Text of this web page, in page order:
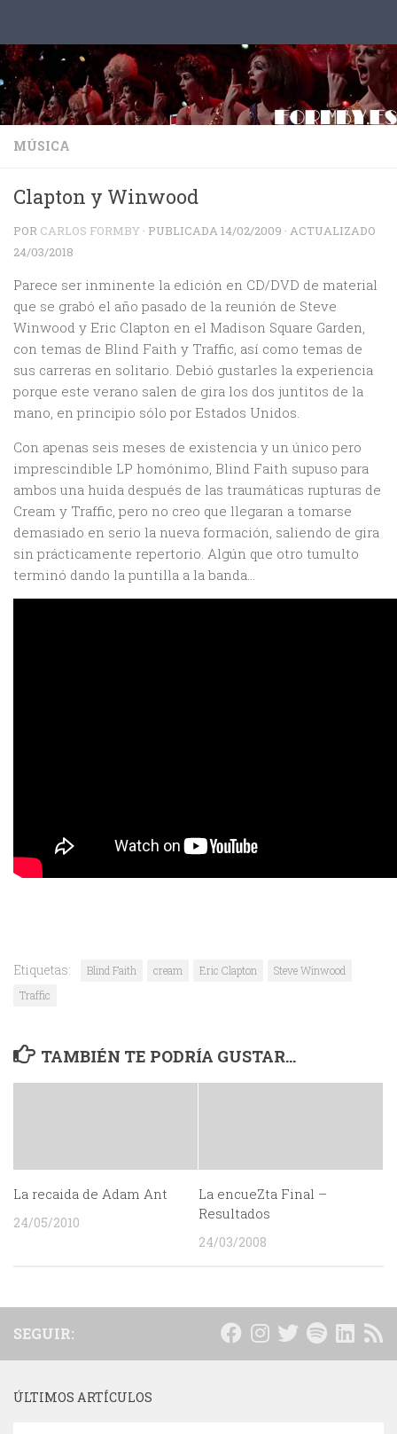
MÚSICA
Clapton y Winwood
POR CARLOS FORMBY · PUBLICADA 14/02/2009 · ACTUALIZADO
24/03/2018
Parece ser inminente la edición en CD/DVD de material
que se grabó el año pasado de la reunión de Steve
Winwood y Eric Clapton en el Madison Square Garden,
con temas de Blind Faith y Traffic, así como temas de
sus carreras en solitario. Debió gustarles la experiencia
porque este verano salen de gira los dos juntitos de la
mano, en principio sólo por Estados Unidos.
Con apenas seis meses de existencia y un único pero
imprescindible LP homónimo, Blind Faith supuso para
ambos una huida después de las traumáticas rupturas de
Cream y Traffic, pero no creo que llegaran a tomarse
demasiado en serio la nueva formación, saliendo de gira
sin prácticamente repertorio. Algún que otro tumulto
terminó dando la puntilla a la banda…
Etiquetas: Blind Faith cream Eric Clapton
Steve Winwood
Traffic
TAMBIÉN TE PODRÍA GUSTAR...
La recaida de Adam Ant
24/05/2010
La encueZta Final –
Resultados
24/03/2008
SEGUIR:
ÚLTIMOS ARTÍCULOS